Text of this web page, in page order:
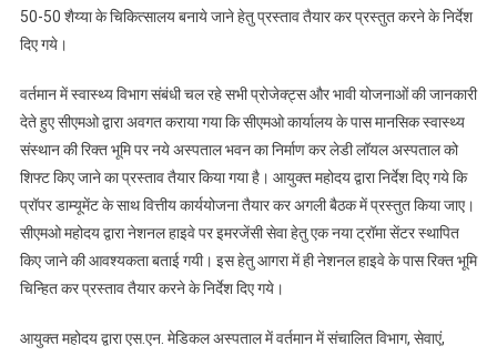
50-50 शैय्या के चिकित्सालय बनाये जाने हेतु प्रस्ताव तैयार कर प्रस्तुत करने के निर्देश
दिए गये।
वर्तमान में स्वास्थ्य विभाग संबंधी चल रहे सभी प्रोजेक्ट्स और भावी योजनाओं की जानकारी
देते हुए सीएमओ द्वारा अवगत कराया गया कि सीएमओ कार्यालय के पास मानसिक स्वास्थ्य
संस्थान की रिक्त भूमि पर नये अस्पताल भवन का निर्माण कर लेडी लॉयल अस्पताल को
शिफ्ट किए जाने का प्रस्ताव तैयार किया गया है। आयुक्त महोदय द्वारा निर्देश दिए गये कि
प्रॉपर डाम्यूमेंट के साथ वित्तीय कार्ययोजना तैयार कर अगली बैठक में प्रस्तुत किया जाए।
सीएमओ महोदय द्वारा नेशनल हाइवे पर इमरजेंसी सेवा हेतु एक नया ट्रॉमा सेंटर स्थापित
किए जाने की आवश्यकता बताई गयी। इस हेतु आगरा में ही नेशनल हाइवे के पास रिक्त भूमि
चिन्हित कर प्रस्ताव तैयार करने के निर्देश दिए गये।
आयुक्त महोदय द्वारा एस.एन. मेडिकल अस्पताल में वर्तमान में संचालित विभाग, सेवाएं,